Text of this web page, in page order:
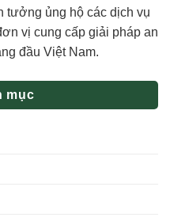
tưởng ủng hộ các dịch vụ
vị cung cấp giải pháp an
đầu Việt Nam.
mục